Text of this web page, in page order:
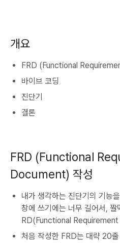
개요
FRD (Functional
바이브 코딩
진단기
결론
FRD (Functional
Document) 작성
내가 생각하는 진단기의 기능을
창에 쓰기에는 너무 길어서,
RD(Functional
처음 작성한 FRD는 대략 20